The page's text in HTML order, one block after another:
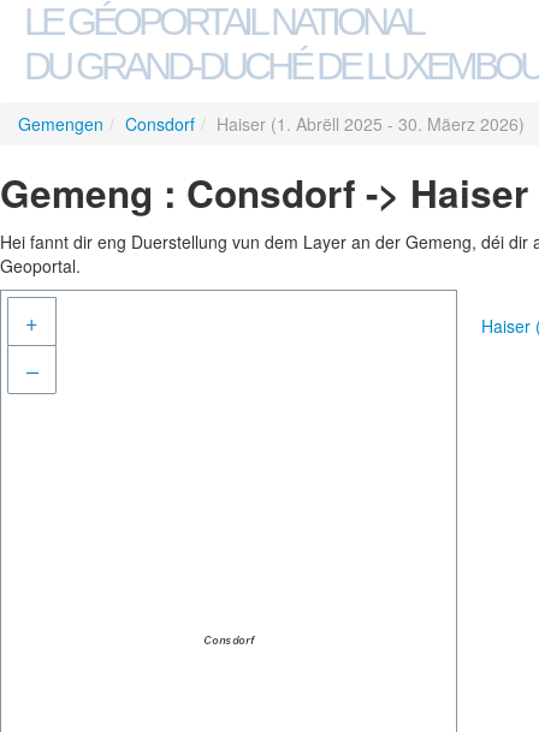
LE GÉOPORTAIL NATIONAL
DU GRAND-DUCHÉ DE
Gemengen / Consdorf / Haiser (1. Abrëll 2025 - 30. Mäerz 2026)
Gemeng : Consdorf ->
Hei fannt dir eng Duerstellung vun dem Layer an der Gemeng, déi
Geoportal.
+
–
Haiser